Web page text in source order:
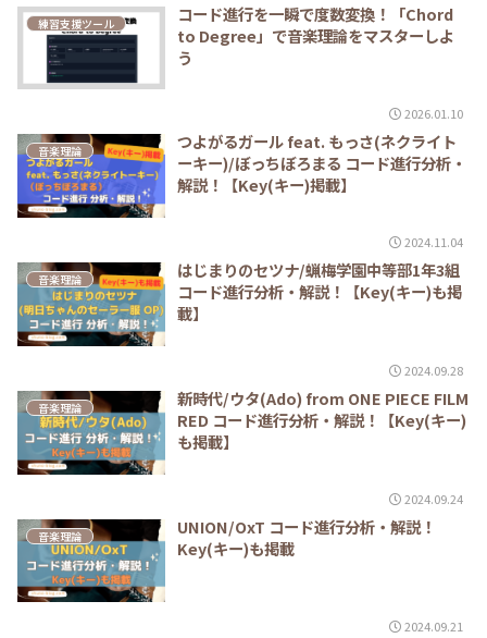
練習支援ツール
コード進行を一瞬で度数変換！「Chord
to Degree」で音楽理論をマスターしよ
う
2026.01.10
音楽理論
つよがるガール feat. もっさ(ネクライト
ーキー)/ぼっちぼろまる コード進行分析・
解説！【Key(キー)掲載】
2024.11.04
音楽理論
はじまりのセツナ/蝋梅学園中等部1年3組
コード進行分析・解説！【Key(キー)も掲
載】
2024.09.28
音楽理論
新時代/ウタ(Ado) from ONE PIECE FILM
RED コード進行分析・解説！【Key(キー)
も掲載】
2024.09.24
音楽理論
UNION/OxT コード進行分析・解説！
Key(キー)も掲載
2024.09.21